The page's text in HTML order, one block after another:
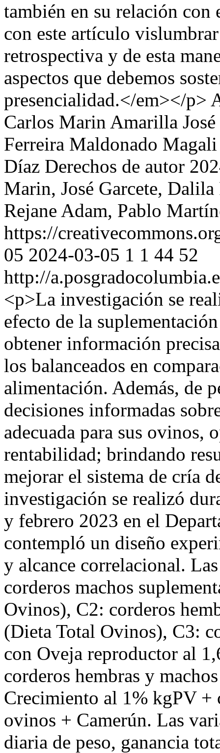
también en su relación
con este artículo vislumbrar
retrospectiva y de esta
aspectos que debemos
presencialidad.</em></p>
Carlos Marin Amarilla
Ferreira Maldonado Magali
Díaz Derechos de autor
Marin, José Garcete,
Rejane Adam, Pablo
https://
05 2024-03-05 1 1 44 52
http://
<p>La investigación se
efecto de la
obtener información
los balanceados en
alimentación. Además, de
decisiones informadas
adecuada para sus ovinos,
rentabilidad; brindando
mejorar el sistema de cría
investigación se realizó
y febrero 2023 en el
contempló un diseño
y alcance correlacional.
corderos machos
Ovinos), C2: corderos
(Dieta Total Ovinos), C3:
con Oveja reproductor al
corderos hembras y
Crecimiento al 1% kgPV +
ovinos + Camerún. Las
diaria de peso, ganancia